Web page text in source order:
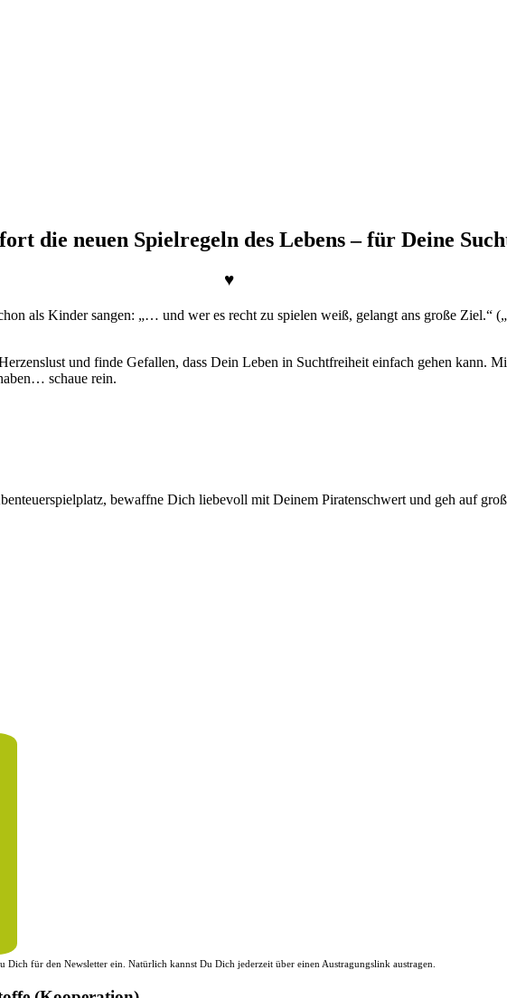
die neuen Spielregeln des Lebens – für Deine
♥
als Kinder sangen: „… und wer es recht zu spielen weiß, gelangt ans große Ziel.“
und finde Gefallen, dass Dein Leben in Suchtfreiheit einfach gehen kann.
schaue rein.
bewaffne Dich liebevoll mit Deinem Piratenschwert und geh auf
für den Newsletter ein. Natürlich kannst Du Dich jederzeit über einen Austragungslink austragen.